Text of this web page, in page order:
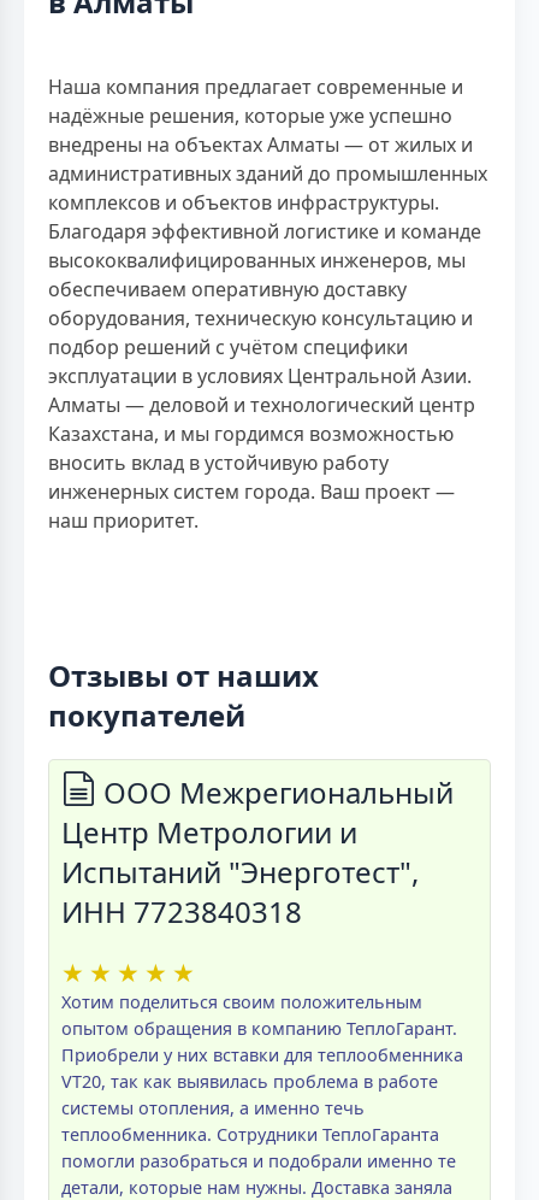
Наша компания предлагает современные и
надёжные решения, которые уже успешно
внедрены на объектах Алматы — от жилых и
административных зданий до промышленных
комплексов и объектов инфраструктуры.
Благодаря эффективной логистике и команде
высококвалифицированных инженеров, мы
обеспечиваем оперативную доставку
оборудования, техническую консультацию и
подбор решений с учётом специфики
эксплуатации в условиях Центральной Азии.
Алматы — деловой и технологический центр
Казахстана, и мы гордимся возможностью
вносить вклад в устойчивую работу
инженерных систем города. Ваш проект —
наш приоритет.
Отзывы от наших
покупателей
ООО Межрегиональный
Центр Метрологии и
Испытаний "Энерготест",
ИНН 7723840318
★ ★ ★ ★ ★
Хотим поделиться своим положительным
опытом обращения в компанию ТеплоГарант.
Приобрели у них вставки для теплообменника
VT20, так как выявилась проблема в работе
системы отопления, а именно течь
теплообменника. Сотрудники ТеплоГаранта
помогли разобраться и подобрали именно те
детали, которые нам нужны. Доставка заняла